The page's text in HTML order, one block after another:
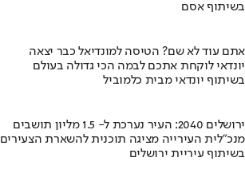
בשיתוף אסם
אתם עוד לא שם? הטיסה למונדיאל כבר יצאה
יונדאי לוקחת אתכם לבמה הכי גדולה בעולם
בשיתוף יונדאי מבית כלמוביל
ירושלים 2040: העיר נערכת ל- 1.5 מליון תושבים
מנכ"לית העירייה מציגה תוכנית להשארת
בשיתוף עיריית ירושלים